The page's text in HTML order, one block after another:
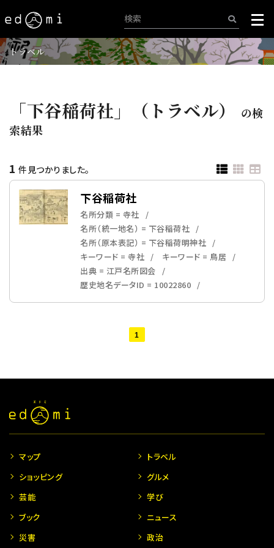
トラベル
「下谷稲荷社」（トラベル）
の検
索結果
1 件見つかりました。
下谷稲荷社
名所分類 = 寺社
名所（統一地名） = 下谷稲荷社
名所（原本表記） = 下谷稲荷明神社
キーワード = 寺社
キーワード = 鳥居
出典 = 江戸名所図会
歴史地名データID = 10022860
1
マップ
トラベル
ショッピング
グルメ
芸能
学び
ブック
ニュース
災害
政治